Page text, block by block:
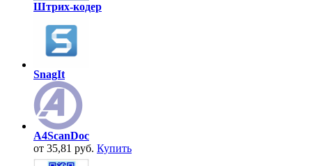
Штрих-кодер
SnagIt
A4ScanDoc
от 35,81 руб. Купить